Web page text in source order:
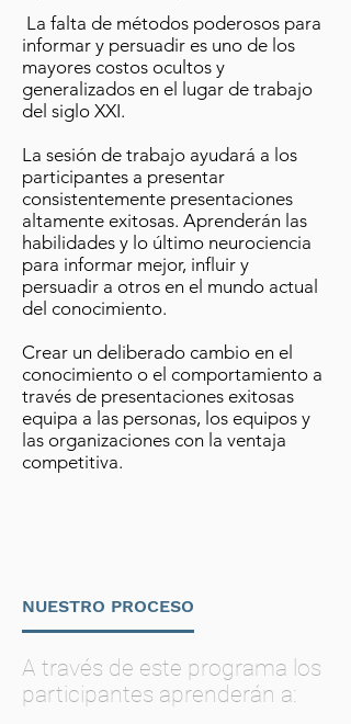
La falta de métodos poderosos para
informar y persuadir es uno de los
mayores costos ocultos y
generalizados en el lugar de trabajo
del siglo XXI.
La sesión de trabajo ayudará a los
participantes a presentar
consistentemente presentaciones
altamente exitosas. Aprenderán las
habilidades y lo último neurociencia
para informar mejor, influir y
persuadir a otros en el mundo actual
del conocimiento.
Crear un deliberado cambio en el
conocimiento o el comportamiento a
través de presentaciones exitosas
equipa a las personas, los equipos y
las organizaciones con la ventaja
competitiva.
NUESTRO PROCESO
A través de este programa los
participantes aprenderán a: